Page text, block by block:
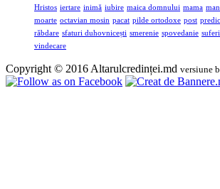
Hristos iertare inimă iubire maica domnului mama
moarte octavian mosin pacat pilde ortodoxe post
răbdare sfaturi duhovnicești smerenie spovedanie
vindecare
Copyright © 2016 Altarulcredinței.md versiune